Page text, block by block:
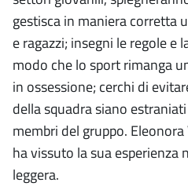
gestisca in maniera corretta
e ragazzi; insegni le regole e
modo che lo sport rimanga
in ossessione; cerchi di
della squadra siano
membri del gruppo.
ha vissuto la sua esperienza
leggera.